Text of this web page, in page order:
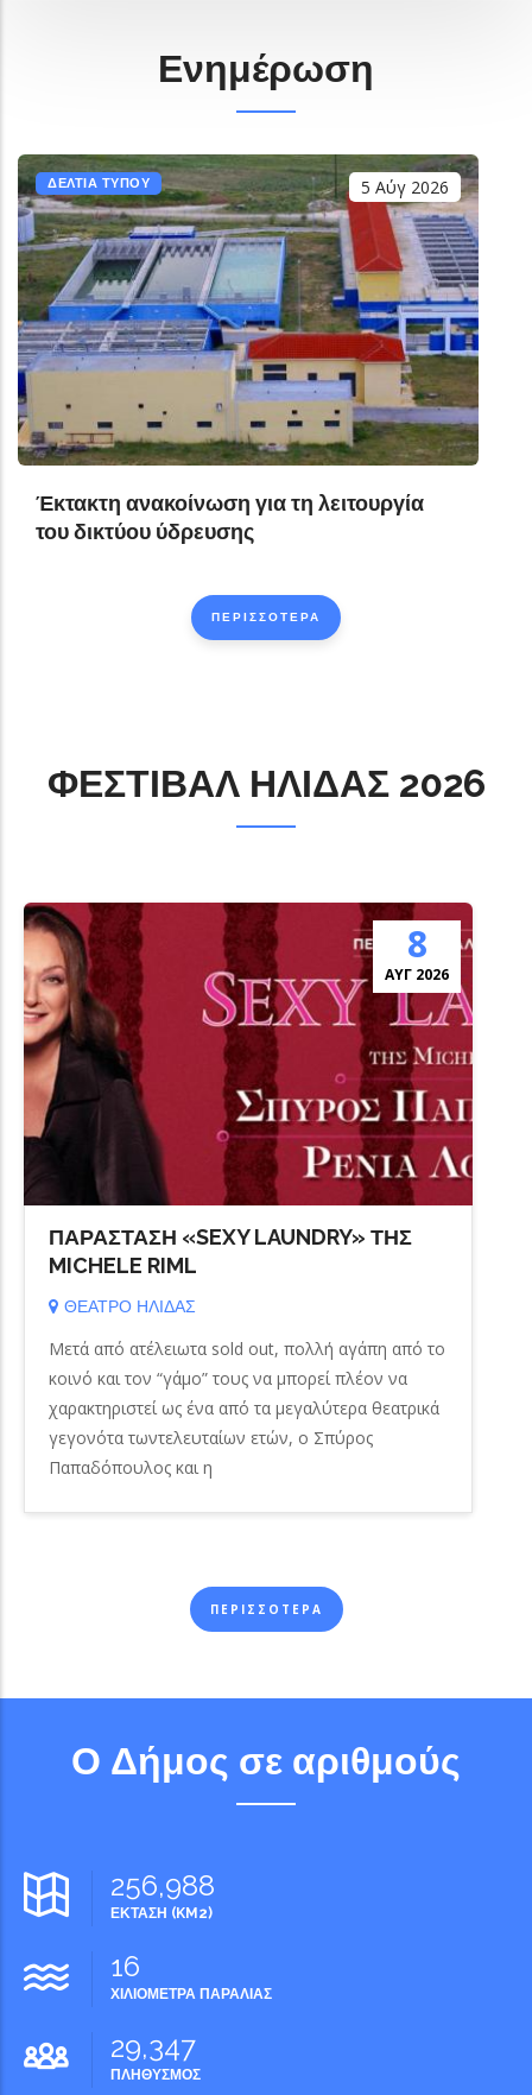
Ενημέρωση
ΔΕΛΤΙΑ ΤΥΠΟΥ 5 Αύγ 2026
Έκτακτη ανακοίνωση για τη λειτουργία
του δικτύου ύδρευσης
ΠΕΡΙΣΣΟΤΕΡΑ
ΦΕΣΤΙΒΑΛ ΗΛΙΔΑΣ 2026
8
ΑΎΓ 2026
ΠΑΡΑΣΤΑΣΗ «SEXY LAUNDRY» ΤΗΣ
MICHELE RIML
ΘΕΑΤΡΟ ΗΛΙΔΑΣ
Μετά από ατέλειωτα sold out, πολλή αγάπη από το
κοινό και τον “γάμο” τους να μπορεί πλέον να
χαρακτηριστεί ως ένα από τα μεγαλύτερα θεατρικά
γεγονότα τωντελευταίων ετών, ο Σπύρος
Παπαδόπουλος και η
ΠΕΡΙΣΣΟΤΕΡΑ
Ο Δήμος σε αριθμούς
256,988
ΕΚΤΑΣΗ (KM2)
16
ΧΙΛΙΟΜΕΤΡΑ ΠΑΡΑΛΙΑΣ
29,347
ΠΛΗΘΥΣΜΟΣ